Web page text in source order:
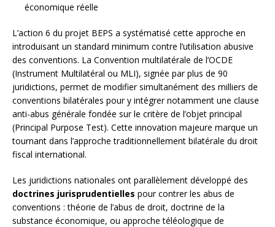
économique réelle
L’action 6 du projet BEPS a systématisé cette approche en
introduisant un standard minimum contre l’utilisation abusive
des conventions. La Convention multilatérale de l’OCDE
(Instrument Multilatéral ou MLI), signée par plus de 90
juridictions, permet de modifier simultanément des milliers de
conventions bilatérales pour y intégrer notamment une clause
anti-abus générale fondée sur le critère de l’objet principal
(Principal Purpose Test). Cette innovation majeure marque un
tournant dans l’approche traditionnellement bilatérale du droit
fiscal international.
Les juridictions nationales ont parallèlement développé des
doctrines jurisprudentielles pour contrer les abus de
conventions : théorie de l’abus de droit, doctrine de la
substance économique, ou approche téléologique de